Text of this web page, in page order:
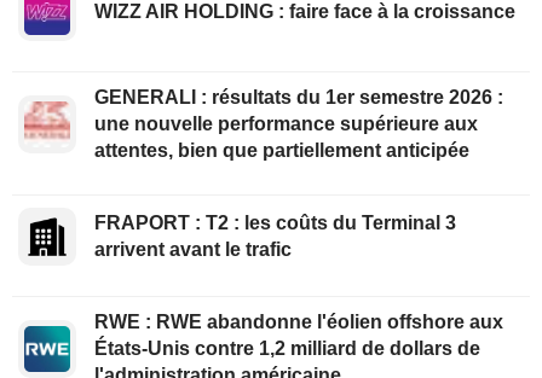
WIZZ AIR HOLDING : faire face à la croissance
GENERALI : résultats du 1er semestre 2026 :
une nouvelle performance supérieure aux
attentes, bien que partiellement anticipée
FRAPORT : T2 : les coûts du Terminal 3
arrivent avant le trafic
RWE : RWE abandonne l'éolien offshore aux
États-Unis contre 1,2 milliard de dollars de